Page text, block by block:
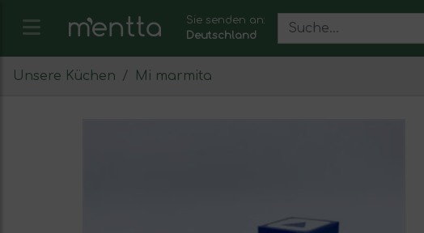
Sie senden an:
Deutschland
Unsere Küchen Mi marmita